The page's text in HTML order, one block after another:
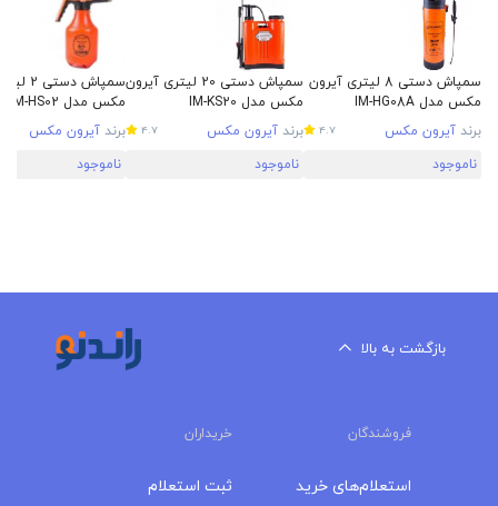
سمپاش دستی 8 لیتری آیرون
مکس مدل IM-HG08A
برند آیرون مکس 4.7
ناموجود
سمپاش دستی 20 لیتری آیرون
مکس مدل IM-KS20
برند آیرون مکس 4.7
ناموجود
سمپاش
مکس مدل IM-HS02
برند آیرون مکس
ناموجود
بازگشت به بالا
فروشندگان خریداران
استعلام‌های خرید ثبت استعلام